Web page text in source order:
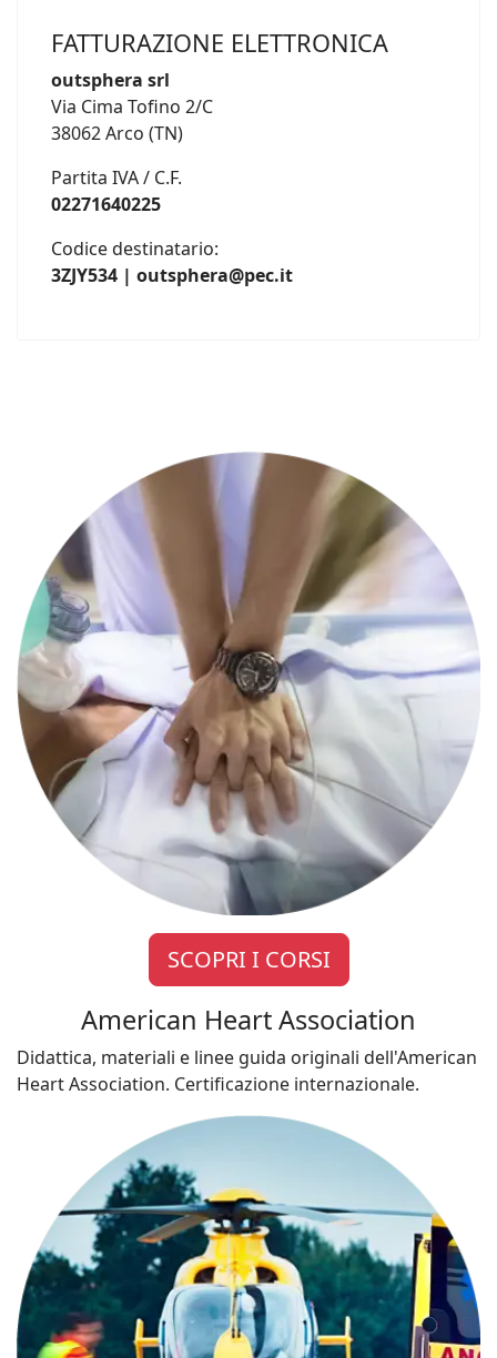
FATTURAZIONE ELETTRONICA
outsphera srl
Via Cima Tofino 2/C
38062 Arco (TN)
Partita IVA / C.F.
02271640225
Codice destinatario:
3ZJY534 | outsphera@pec.it
SCOPRI I CORSI
American Heart Association
Didattica, materiali e linee guida originali dell'American
Heart Association. Certificazione internazionale.